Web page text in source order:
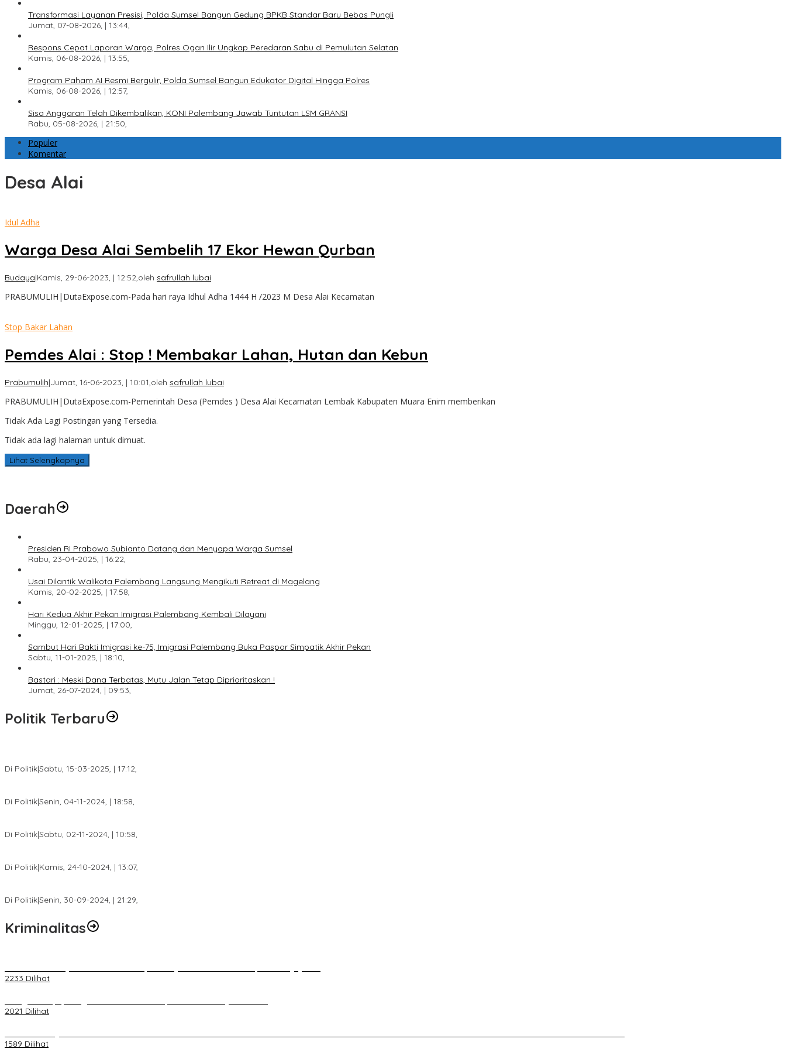
Transformasi Layanan Presisi, Polda Sumsel Bangun Gedung BPKB Standar Baru Bebas Pungli
Jumat, 07-08-2026, | 13:44,
Respons Cepat Laporan Warga, Polres Ogan Ilir Ungkap Peredaran Sabu di Pemulutan Selatan
Kamis, 06-08-2026, | 13:55,
Program Paham AI Resmi Bergulir, Polda Sumsel Bangun Edukator Digital Hingga Polres
Kamis, 06-08-2026, | 12:57,
Sisa Anggaran Telah Dikembalikan, KONI Palembang Jawab Tuntutan LSM GRANSI
Rabu, 05-08-2026, | 21:50,
Populer
Komentar
Desa Alai
Idul Adha
Warga Desa Alai Sembelih 17 Ekor Hewan Qurban
Budaya|Kamis, 29-06-2023, | 12:52,oleh safrullah lubai
PRABUMULIH|DutaExpose.com-Pada hari raya Idhul Adha 1444 H /2023 M Desa Alai Kecamatan
Stop Bakar Lahan
Pemdes Alai : Stop ! Membakar Lahan, Hutan dan Kebun
Prabumulih|Jumat, 16-06-2023, | 10:01,oleh safrullah lubai
PRABUMULIH|DutaExpose.com-Pemerintah Desa (Pemdes ) Desa Alai Kecamatan Lembak Kabupaten Muara Enim memberikan
Tidak Ada Lagi Postingan yang Tersedia.
Tidak ada lagi halaman untuk dimuat.
Lihat Selengkapnya
Daerah
Presiden RI Prabowo Subianto Datang dan Menyapa Warga Sumsel
Rabu, 23-04-2025, | 16:22,
Usai Dilantik Walikota Palembang Langsung Mengikuti Retreat di Magelang
Kamis, 20-02-2025, | 17:58,
Hari Kedua Akhir Pekan Imigrasi Palembang Kembali Dilayani
Minggu, 12-01-2025, | 17:00,
Sambut Hari Bakti Imigrasi ke-75, Imigrasi Palembang Buka Paspor Simpatik Akhir Pekan
Sabtu, 11-01-2025, | 18:10,
Bastari : Meski Dana Terbatas, Mutu Jalan Tetap Diprioritaskan !
Jumat, 26-07-2024, | 09:53,
Politik Terbaru
Di Politik|Sabtu, 15-03-2025, | 17:12,
Di Politik|Senin, 04-11-2024, | 18:58,
Di Politik|Sabtu, 02-11-2024, | 10:58,
Di Politik|Kamis, 24-10-2024, | 13:07,
Di Politik|Senin, 30-09-2024, | 21:29,
Kriminalitas
2233 Dilihat
2021 Dilihat
1589 Dilihat